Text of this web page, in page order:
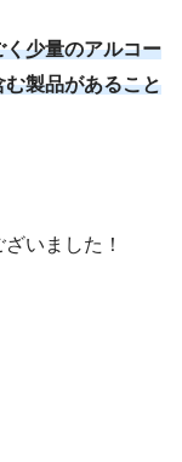
少量のアルコー
製品があること
いました！